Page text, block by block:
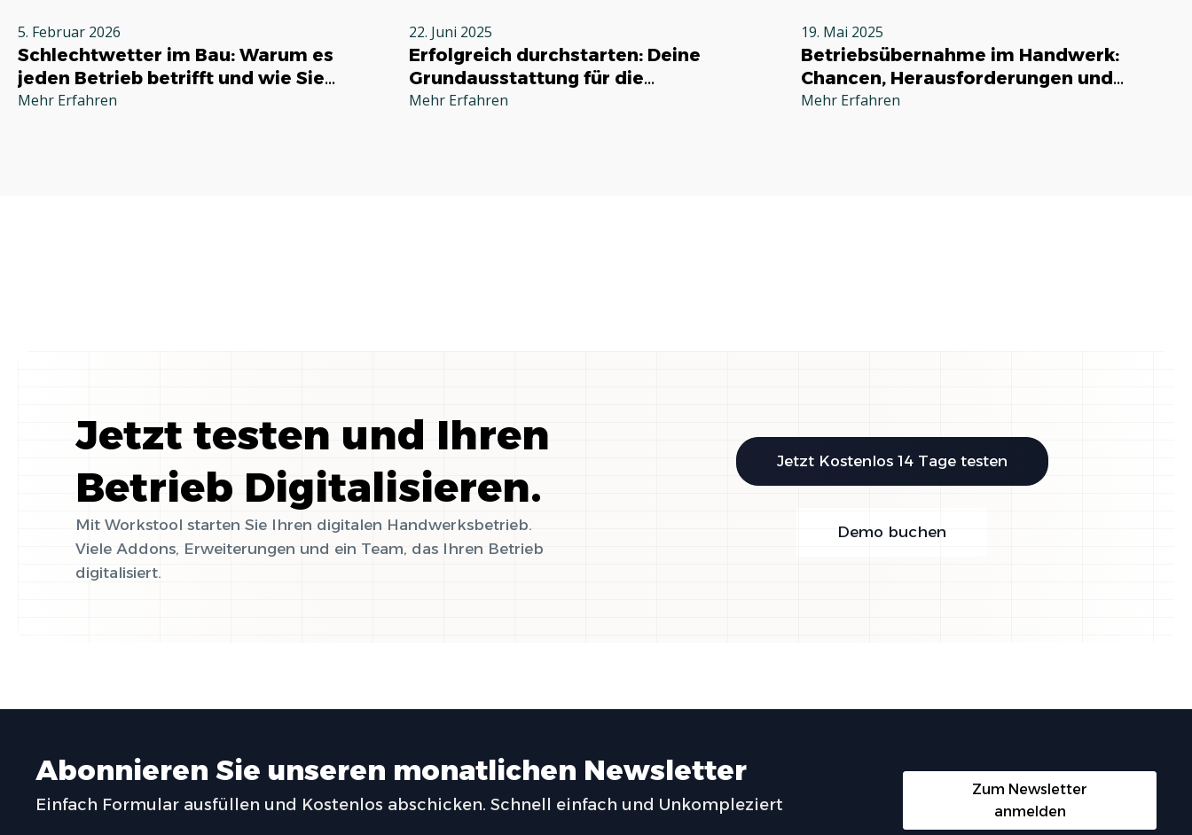
5. Februar 2026
Schlechtwetter im Bau: Warum es
jeden Betrieb betrifft und wie Sie
richtig reagieren
Mehr Erfahren
22. Juni 2025
Erfolgreich durchstarten: Deine
Grundausstattung für die
Selbstständigkeit im Handwerk
Mehr Erfahren
19. Mai 2025
Betriebsübernahme im Handwerk:
Chancen, Herausforderungen und
praktische Tipps
Mehr Erfahren
Jetzt testen und Ihren
Betrieb Digitalisieren.
Mit Workstool starten Sie Ihren digitalen Handwerksbetrieb.
Viele Addons, Erweiterungen und ein Team, das Ihren Betrieb
digitalisiert.
Jetzt Kostenlos 14 Tage testen
Demo buchen
Abonnieren Sie unseren monatlichen Newsletter
Einfach Formular ausfüllen und Kostenlos abschicken. Schnell einfach und Unkompleziert
Zum Newsletter
anmelden